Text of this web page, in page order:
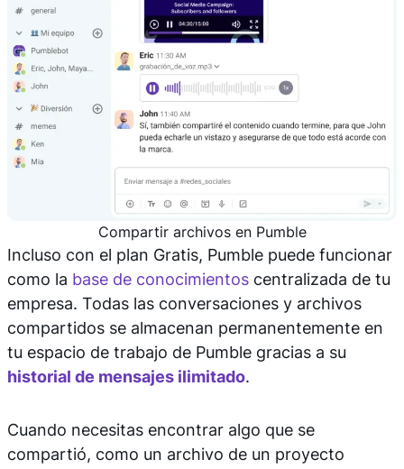
Compartir archivos en Pumble
Incluso con el plan Gratis, Pumble puede funcionar
como la base de conocimientos centralizada de tu
empresa. Todas las conversaciones y archivos
compartidos se almacenan permanentemente en
tu espacio de trabajo de Pumble gracias a su
historial de mensajes ilimitado.
Cuando necesitas encontrar algo que se
compartió, como un archivo de un proyecto